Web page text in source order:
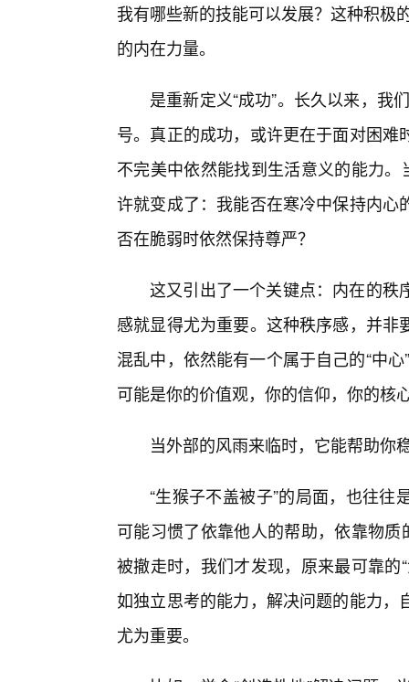
我有哪些新的技能可以发展？这种积极
的内在力量。
是重新定义“成功”。长久以来，我
号。真正的成功，或许更在于面对困
不完美中依然能找到生活意义的能力
许就变成了：我能否在寒冷中保持内
否在脆弱时依然保持尊严？
这又引出了一个关键点：内在的秩
感就显得尤为重要。这种秩序感，并
混乱中，依然能有一个属于自己的“中
可能是你的价值观，你的信仰，你的核
当外部的风雨来临时，它能帮助你
“生猴子不盖被子”的局面，也往
可能习惯了依靠他人的帮助，依靠物
被撤走时，我们才发现，原来最可靠
如独立思考的能力，解决问题的能力
尤为重要。